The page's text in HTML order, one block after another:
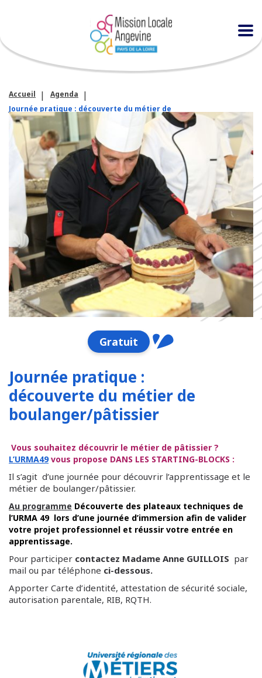
Accueil
Agenda
Journée pratique : découverte du métier de
boulanger/pâtissier
Gratuit
Journée pratique :
découverte du métier de
boulanger/pâtissier
Vous souhaitez découvrir le métier de pâtissier ?
L’URMA49vous propose DANS LES STARTING-BLOCKS :
Il s’agit d’une journée pour découvrir l’apprentissage et le
métier de boulanger/pâtissier.
Au programme Découverte des plateaux techniques de
l’URMA 49 lors d’une journée d’immersion afin de valider
votre projet professionnel et réussir votre entrée en
apprentissage.
Pour participer contactez Madame Anne GUILLOIS par
mail ou par téléphone ci-dessous.
Apporter Carte d’identité, attestation de sécurité sociale,
autorisation parentale, RIB, RQTH.